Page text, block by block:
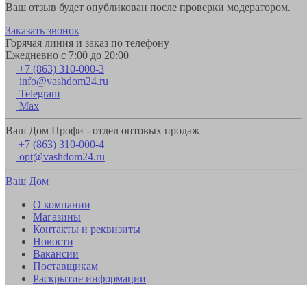
Ваш отзыв будет опубликован после проверки модератором.
Заказать звонок
Горячая линия и заказ по телефону
Ежедневно с 7:00 до 20:00
+7 (863) 310-000-3
info@vashdom24.ru
Telegram
Max
Ваш Дом Профи - отдел оптовых продаж
+7 (863) 310-000-4
opt@vashdom24.ru
Ваш Дом
О компании
Магазины
Контакты и реквизиты
Новости
Вакансии
Поставщикам
Раскрытие информации